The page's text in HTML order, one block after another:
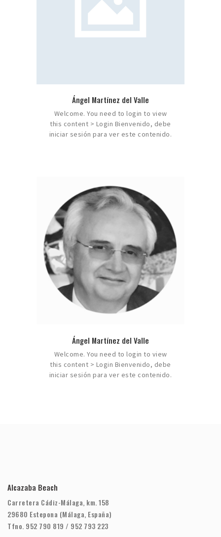
Ángel Martínez del Valle
Welcome. You need to login to view
this content > Login Bienvenido, debe
iniciar sesión para ver este contenido.
Ángel Martínez del Valle
Welcome. You need to login to view
this content > Login Bienvenido, debe
iniciar sesión para ver este contenido.
Alcazaba Beach
Carretera Cádiz-Málaga, km. 158
29680 Estepona (Málaga, España)
Tfno. 952 790 819 / 952 793 223